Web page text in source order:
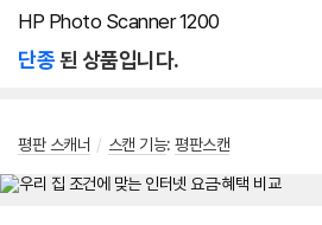
HP Photo Scanner 1200
단종된 상품입니다.
평판 스캐너 / 스캔 기능: 평판스캔